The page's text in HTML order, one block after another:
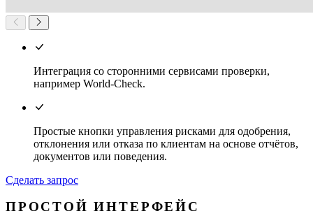
Интеграция со сторонними сервисами проверки,
например World-Check.
Простые кнопки управления рисками для одобрения,
отклонения или отказа по клиентам на основе отчётов,
документов или поведения.
Сделать запрос
ПРОСТОЙ ИНТЕРФЕЙС